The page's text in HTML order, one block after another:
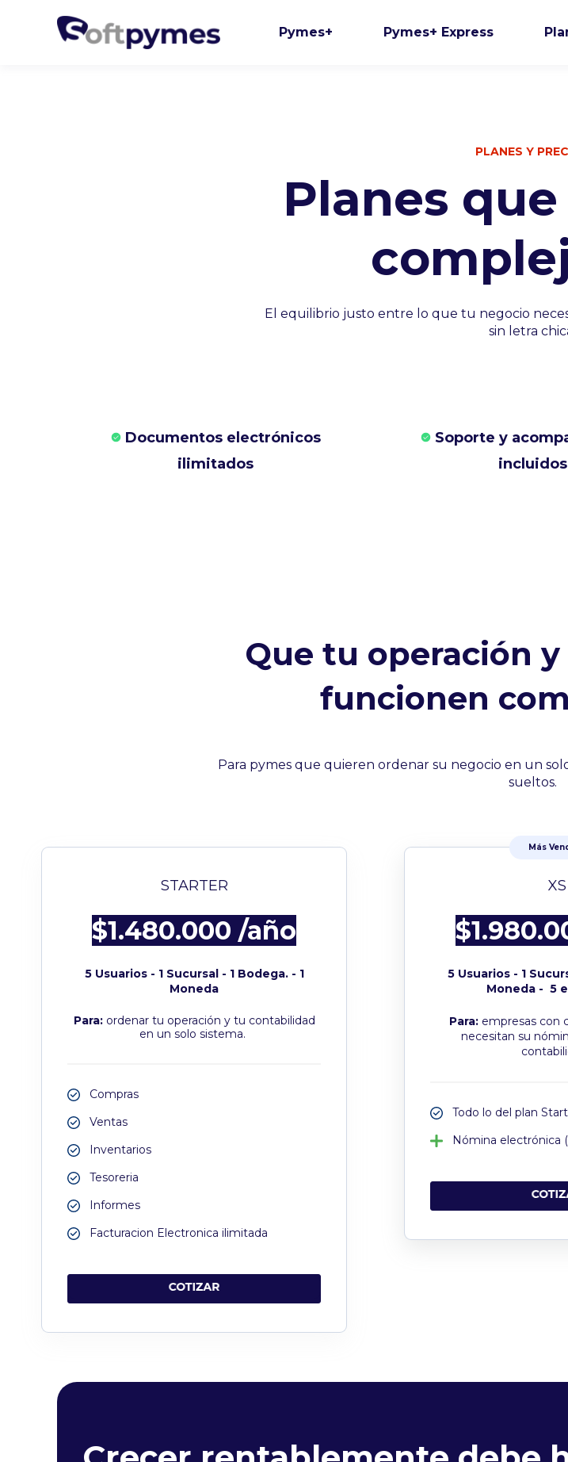
Pymes+ Pymes+ Express
PLANES Y
Planes
El equilibrio justo entre lo que tu negocio
sin letra
Documentos electrónicos
ilimitados
Soporte y
incluidos
Que tu operación
funcionen
Para pymes que quieren ordenar su negocio en un
sueltos.
STARTER
$1.480.000 /año
5 Usuarios - 1 Sucursal - 1 Bodega. - 1
Moneda
Para:ordenar tu operación y tu contabilidad
en un solo sistema.
Compras
Ventas
Inventarios
Tesoreria
Informes
Facturacion Electronica ilimitada
Más
XS
5 Usuarios - 1
Moneda - 5
Para: empresas con
necesitan su
Todo lo del plan
Nómina electrónica